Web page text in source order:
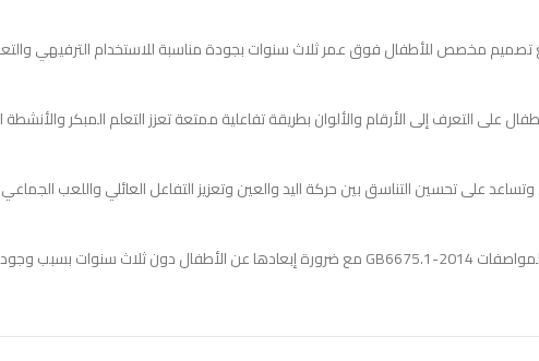
التعرف إلى الأرقام والألوان بطريقة تفاعلية ممتعة تعزز التعلم المبكر والأنشطة
على تحسين التناسق بين حركة اليد والعين وتعزيز التفاعل العائلي واللعب